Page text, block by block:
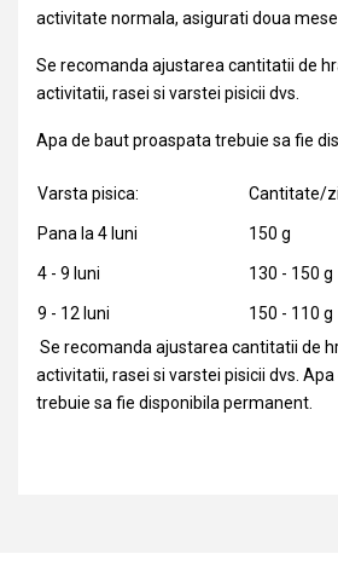
activitate normala, asigurati doua
Se recomanda ajustarea cantitatii de
activitatii, rasei si varstei pisicii dvs.
Apa de baut proaspata trebuie sa fie
Varsta pisica: Cantitate/
Pana la 4 luni 150 g
4 - 9 luni 130 - 150 g
9 - 12 luni
150 - 110 g
Se recomanda ajustarea cantitatii de
activitatii, rasei si varstei pisicii dvs.
trebuie sa fie disponibila permanent.